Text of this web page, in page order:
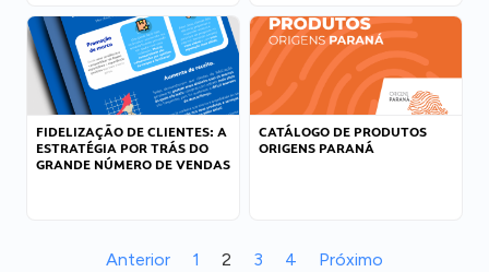
FIDELIZAÇÃO DE CLIENTES: A
ESTRATÉGIA POR TRÁS DO
GRANDE NÚMERO DE VENDAS
CATÁLOGO DE PRODUTOS
ORIGENS PARANÁ
Anterior 1 2 3 4 Próximo